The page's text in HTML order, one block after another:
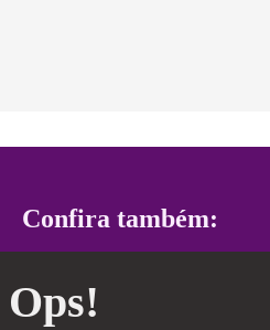
Confira também:
Ops!